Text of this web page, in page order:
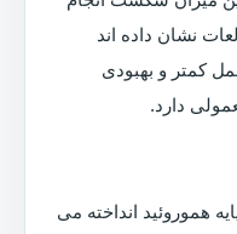
نشان داده اند
کمتر و بهبودی
دارد.
هموروئید انداخته می